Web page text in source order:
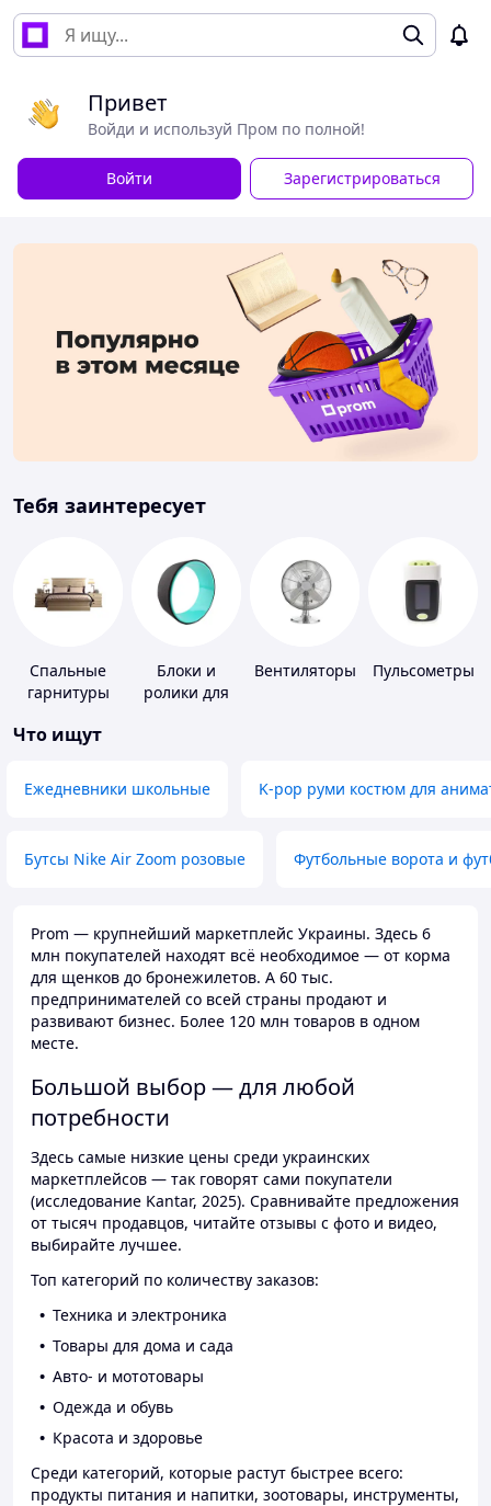
Привет
Войди и используй Пром по полной!
Войти Зарегистрироваться
Тебя заинтересует
Спальные
гарнитуры
Блоки и
ролики для
Вентиляторы
Пульсометры
Что ищут
Ежедневники школьные K-pop руми костюм для
Бутсы Nike Air Zoom розовые Футбольные ворота и
Prom — крупнейший маркетплейс Украины. Здесь 6
млн покупателей находят всё необходимое — от корма
для щенков до бронежилетов. А 60 тыс.
предпринимателей со всей страны продают и
развивают бизнес. Более 120 млн товаров в одном
месте.
Большой выбор — для любой
потребности
Здесь самые низкие цены среди украинских
маркетплейсов — так говорят сами покупатели
(исследование Kantar, 2025). Сравнивайте предложения
от тысяч продавцов, читайте отзывы с фото и видео,
выбирайте лучшее.
Топ категорий по количеству заказов:
Техника и электроника
Товары для дома и сада
Авто- и мототовары
Одежда и обувь
Красота и здоровье
Среди категорий, которые растут быстрее всего:
продукты питания и напитки, зоотовары, инструменты,